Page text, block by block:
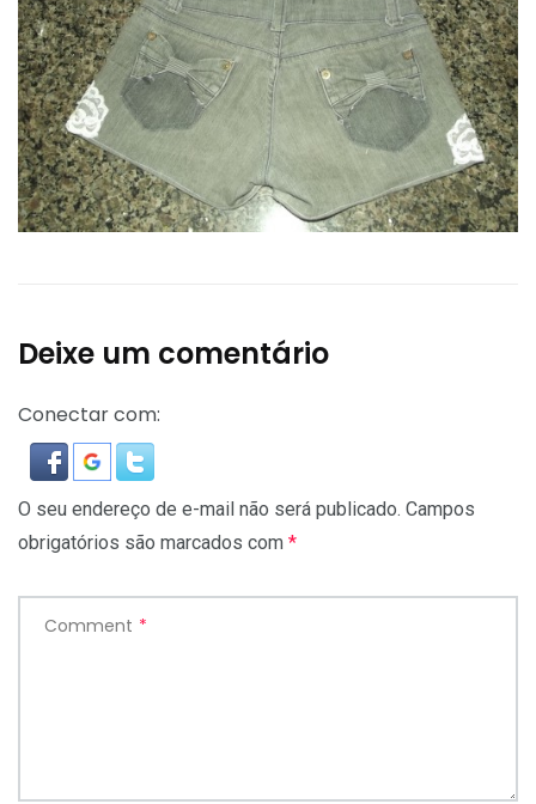
Deixe um comentário
Conectar com:
O seu endereço de e-mail não será publicado. Campos
obrigatórios são marcados com *
Comment *